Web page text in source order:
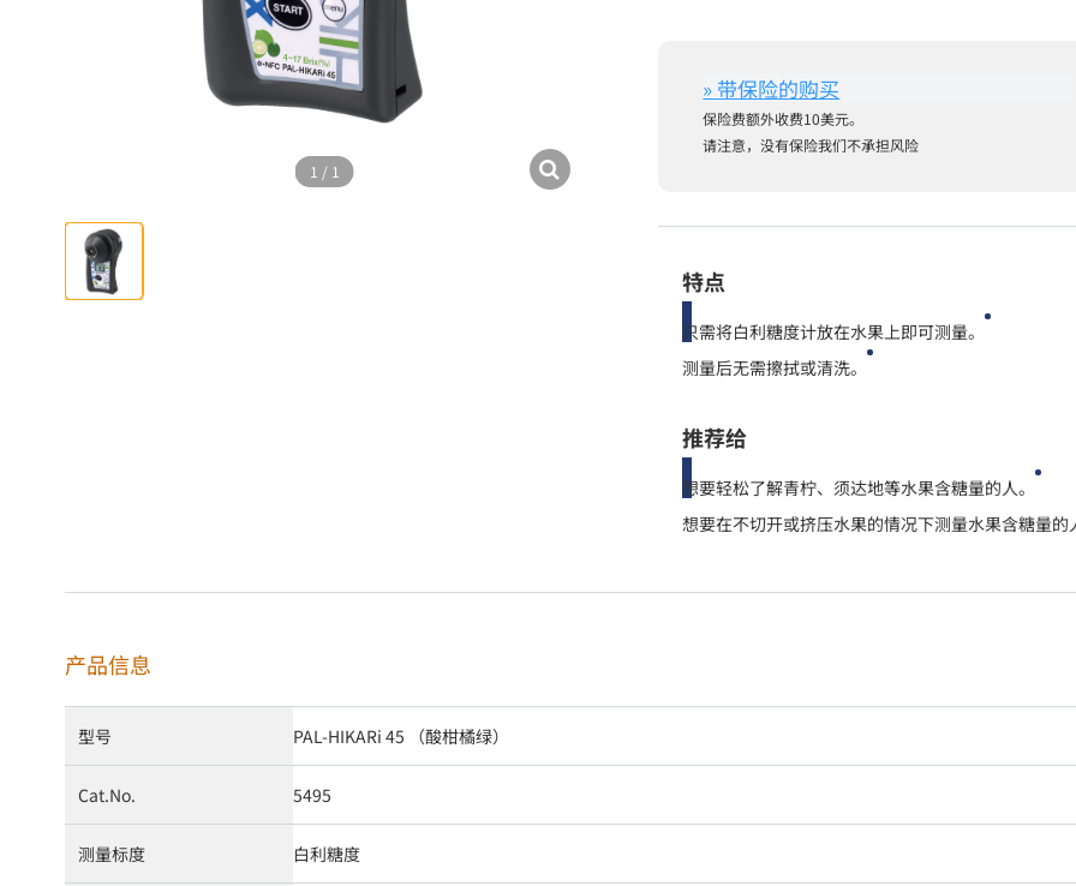
1 / 1
保险费额外收费10美元。
请注意，没有保险我们不承担风险
特点
只需将白利糖度计放在水果上即可测量。
测量后无需擦拭或清洗。
推荐给
想要轻松了解青柠、须达地等水果含糖量的人。
想要在不切开或挤压水果的情况下测量水果含糖量的
产品信息
型号 PAL-HIKARi 45 （酸柑橘绿）
Cat.No. 5495
测量标度 白利糖度